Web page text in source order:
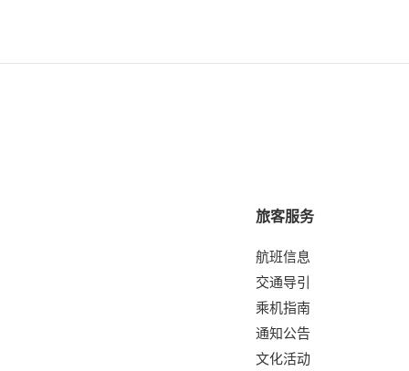
旅客服务
航班信息
交通导引
乘机指南
通知公告
文化活动